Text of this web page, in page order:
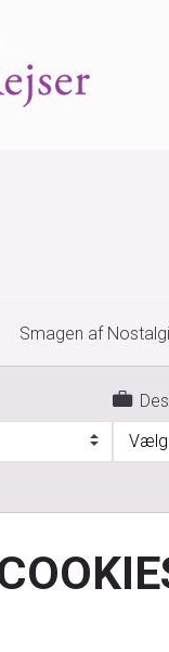
Smagen af
Vælg